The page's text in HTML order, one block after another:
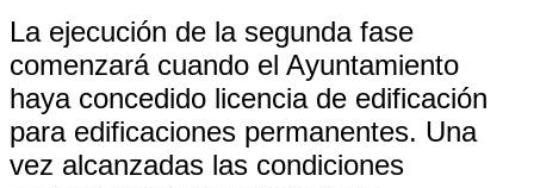
La ejecución de la segunda fase
comenzará cuando el Ayuntamiento
haya concedido licencia de edificación
para edificaciones permanentes. Una
vez alcanzadas las condiciones